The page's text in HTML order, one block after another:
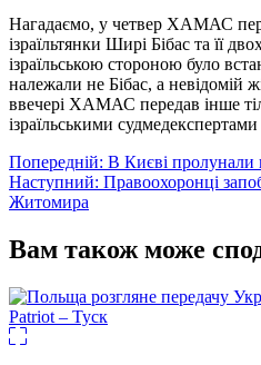
Нагадаємо, у четвер ХАМАС
ізраїльтянки Ширі Бібас та її
ізраїльською стороною було
належали не Бібас, а невідомій
ввечері ХАМАС передав інше
ізраїльськими
Навігація
записів
Попередній: В Києві пролунали
Наступний: Правоохоронці
Житомира
Вам також може